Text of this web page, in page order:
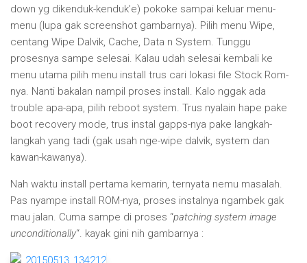
down yg dikenduk-kenduk’e) pokoke sampai keluar menu-
menu (lupa gak screenshot gambarnya). Pilih menu Wipe,
centang Wipe Dalvik, Cache, Data n System. Tunggu
prosesnya sampe selesai. Kalau udah selesai kembali ke
menu utama pilih menu install trus cari lokasi file Stock Rom-
nya. Nanti bakalan nampil proses install. Kalo nggak ada
trouble apa-apa, pilih reboot system. Trus nyalain hape pake
boot recovery mode, trus instal gapps-nya pake langkah-
langkah yang tadi (gak usah nge-wipe dalvik, system dan
kawan-kawanya).
Nah waktu install pertama kemarin, ternyata nemu masalah.
Pas nyampe install ROM-nya, proses instalnya ngambek gak
mau jalan. Cuma sampe di proses “patching system image
unconditionally“. kayak gini nih gambarnya :